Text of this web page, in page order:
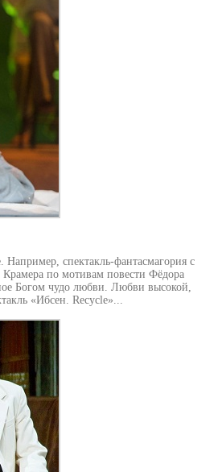
спектакль-фантасмагория с
по мотивам повести Фёдора
Богом чудо любви. Любви высокой,
«Ибсен. Recycle»...